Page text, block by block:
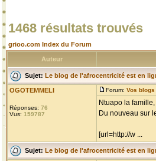
1468 résultats trouvés
grioo.com Index du Forum
Auteur
Sujet: Le blog de l'afrocentricité est en
OGOTEMMELI
Réponses: 76
Vus: 159787
Forum: Vos blogs
Ntuapo la famille,
Du nouveau sur
[url=http://w ...
Sujet: Le blog de l'afrocentricité est en